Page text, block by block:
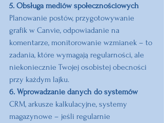
5. Obsługa mediów społecznościowych
Planowanie postów, przygotowywanie
grafik w Canvie, odpowiadanie na
komentarze, monitorowanie wzmianek – to
zadania, które wymagają regularności, ale
niekoniecznie Twojej osobistej obecności
przy każdym lajku.
6. Wprowadzanie danych do systemów
CRM, arkusze kalkulacyjne, systemy
magazynowe – jeśli regularnie